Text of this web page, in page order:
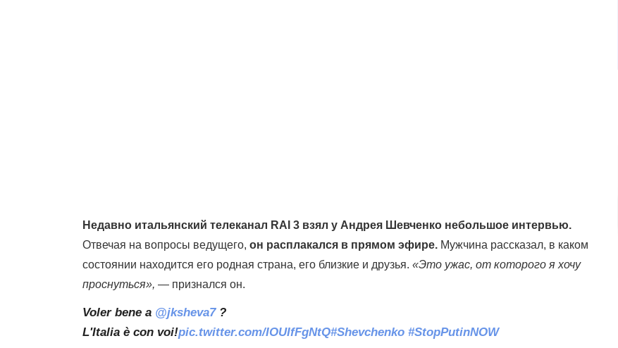
Недавно итальянский телеканал RAI 3 взял у Андрея Шевченко небольшое интервью.
Отвечая на вопросы ведущего, он расплакался в прямом эфире. Мужчина рассказал, в каком
состоянии находится его родная страна, его близкие и друзья. «Это ужас, от которого я хочу
проснуться», — признался он.
Voler bene a @jksheva7?
L'Italia è con voi!pic.twitter.com/IOUIfFgNtQ#Shevchenko #StopPutinNOW